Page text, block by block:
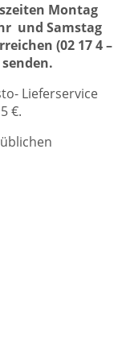
Montag
und Samstag
(02 17 4 –
Lieferservice
€.